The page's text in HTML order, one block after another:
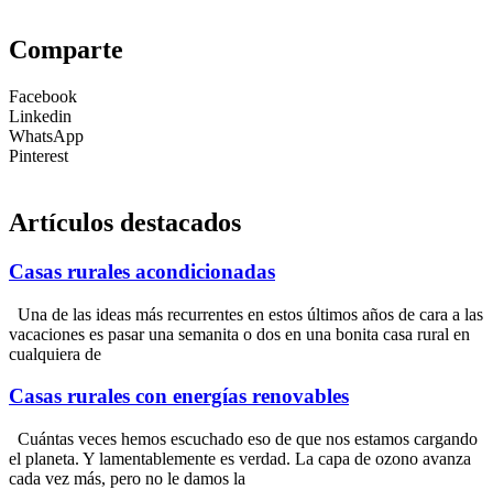
Comparte
Facebook
Linkedin
WhatsApp
Pinterest
Artículos destacados
Casas rurales acondicionadas
Una de las ideas más recurrentes en estos últimos años de cara a las
vacaciones es pasar una semanita o dos en una bonita casa rural en
cualquiera de
Casas rurales con energías renovables
Cuántas veces hemos escuchado eso de que nos estamos cargando
el planeta. Y lamentablemente es verdad. La capa de ozono avanza
cada vez más, pero no le damos la